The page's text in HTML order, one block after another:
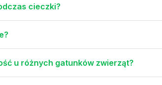
cieczki?
u różnych gatunków zwierząt?